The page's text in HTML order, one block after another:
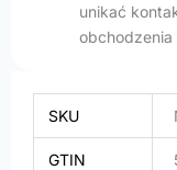
unikać
SKU
GTIN